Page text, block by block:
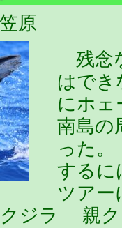
原
残念
はでき
にホェ
南島の
った
するに
ツアー
ジラ 親ク